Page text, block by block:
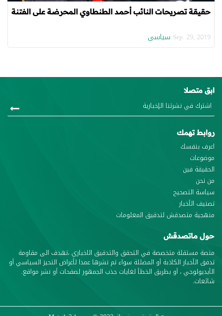
حقيقة تصريحات النائب أحمد الطنطاوي المحرضة على الفتنة
Sep. 29, 2019 سياسي
ابق متصلا
روابط تهمك
اعرف بنفسك
موضوعات
الحقيقة فين
من نحن
سياسة التصحيح
تصنيف الأخبار
منهجية متصدقش لتدقيق المعلومات
حول ماتصدقش
منصة مستقلة متخصصة في التحقق والتدقيق الاخباري ،تهدف الى مقاومة
تدفق الأخبار الكاذبة أو المضللة سواء تم نشرها عمدا لأغراض التحيز السياسي أو
الأيديولوجي ، أو بطريق الخطأ لغايات جذب الجمهور لصفحات أو نشر مواقع.
شائعات.